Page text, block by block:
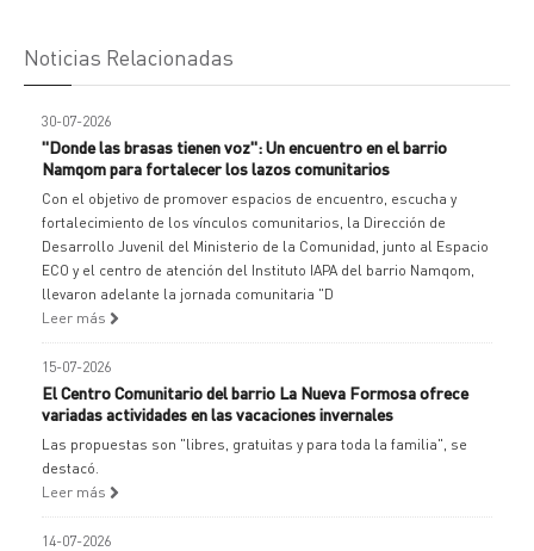
Noticias Relacionadas
30-07-2026
"Donde las brasas tienen voz": Un encuentro en el barrio
Namqom para fortalecer los lazos comunitarios
Con el objetivo de promover espacios de encuentro, escucha y
fortalecimiento de los vínculos comunitarios, la Dirección de
Desarrollo Juvenil del Ministerio de la Comunidad, junto al Espacio
ECO y el centro de atención del Instituto IAPA del barrio Namqom,
llevaron adelante la jornada comunitaria "D
Leer más
15-07-2026
El Centro Comunitario del barrio La Nueva Formosa ofrece
variadas actividades en las vacaciones invernales
Las propuestas son "libres, gratuitas y para toda la familia", se
destacó.
Leer más
14-07-2026